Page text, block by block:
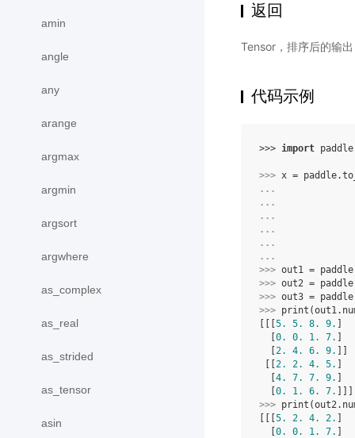
amin
angle
any
arange
argmax
argmin
argsort
argwhere
as_complex
as_real
as_strided
as_tensor
asin
返回
Tensor，排序后的输
代码示例
>>> import paddle
>>> x = paddle.
...
...
...
...
...
...
>>> out1 = paddle
>>> out2 = paddle
>>> out3 = paddle
>>> print (out1.
5. 5. 8. 9.
0. 0. 1. 7.
2. 4. 6. 9.
2. 2. 4. 5.
4. 7. 7. 9.
0. 1. 6. 7.
>>> print (out2.
5. 2. 4. 2.
0. 0. 1. 7.